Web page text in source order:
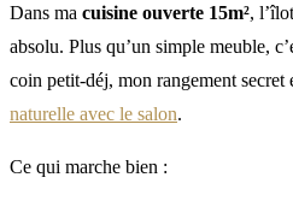
Dans ma cuisine ouverte 15m²,
absolu. Plus qu’un simple meuble,
coin petit-déj, mon rangement secret
naturelle avec le salon.
Ce qui marche bien :